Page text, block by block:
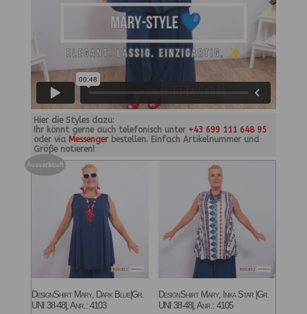
Hier die Styles dazu:
Ihr könnt gerne auch telefonisch unter +43 699 111 648 95
oder via Messengerbestellen. Einfach Artikelnummer und
Größe notieren!
Ausverkauft
DesignShirt Mary, Dark Blue|Gr.
UNI 38-48|, Anr.: 4103
DesignShirt Mary, Inka Star |Gr.
UNI 38-48|, Anr.: 4105